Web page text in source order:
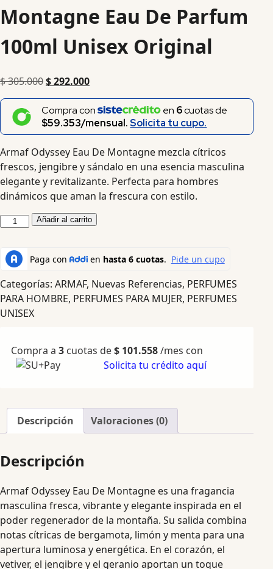
Montagne Eau De Parfum
100ml Unisex Original
$305.000$292.000
Compra con en 6cuotas de
$59.353/mensual.Solicita tu cupo.
Armaf Odyssey Eau De Montagne mezcla cítricos
frescos, jengibre y sándalo en una esencia masculina
elegante y revitalizante. Perfecta para hombres
dinámicos que aman la frescura con estilo.
Añadir al carrito
Categorías: ARMAF, Nuevas Referencias, PERFUMES
PARA HOMBRE, PERFUMES PARA MUJER, PERFUMES
UNISEX
Compra a 3 cuotas de$ 101.558/mes con
Solicita tu crédito aquí
Descripción Valoraciones (0)
Descripción
Armaf Odyssey Eau De Montagne es una fragancia
masculina fresca, vibrante y elegante inspirada en el
poder regenerador de la montaña. Su salida combina
notas cítricas de bergamota, limón y menta para una
apertura luminosa y energética. En el corazón, el
vetiver, el jengibre y el geranio aportan un toque